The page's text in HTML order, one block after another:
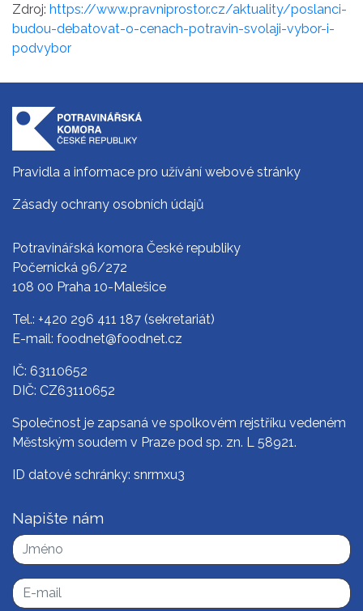
Zdroj: https://www.pravniprostor.cz/aktuality/poslanci-
budou-debatovat-o-cenach-potravin-svolaji-vybor-i-
podvybor
Pravidla a informace pro užívání webové stránky
Zásady ochrany osobních údajů
Potravinářská komora České republiky
Počernická 96/272
108 00 Praha 10-Malešice
Tel.: +420 296 411 187 (sekretariát)
E-mail: foodnet@foodnet.cz
IČ: 63110652
DIČ: CZ63110652
Společnost je zapsaná ve spolkovém rejstříku vedeném
Městským soudem v Praze pod sp. zn. L 58921.
ID datové schránky: snrmxu3
Napište nám